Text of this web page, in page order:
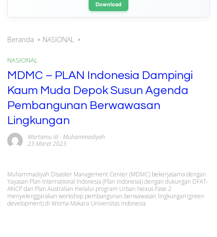
Download
Beranda NASIONAL
NASIONAL
MDMC – PLAN Indonesia Dampingi
Kaum Muda Depok Susun Agenda
Pembangunan Berwawasan
Lingkungan
Wartamu Id- Muhammadiyah
23 Maret 2023
Muhammadiyah Disaster Management Center (MDMC) bekerjasama dengan
Yayasan Plan International Indonesia (Plan Indonesia) dengan dukungan DFAT-
ANCP dan Plan Australian melalui program Urban Nexus Fase 2
menyelenggarakan workshop pembangunan berwawasan lingkungan (green
development) di Wisma Makara Universitas Indonesia